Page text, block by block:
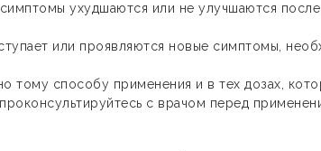
ухудшаются или не улучшаются после
или проявляются новые симптомы,
тому способу применения и в тех дозах,
с врачом перед